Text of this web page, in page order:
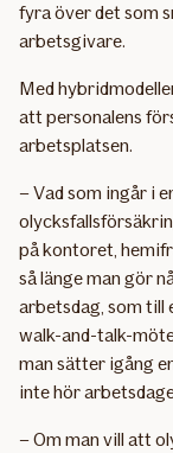
fyra över det som
arbetsgivare.
Med
att personalens
arbetsplatsen.
– Vad som ingår i
på kontoret,
så länge man gör
arbetsdag, som till
walk-and-talk-
man sätter igång
inte hör
– Om man vill att